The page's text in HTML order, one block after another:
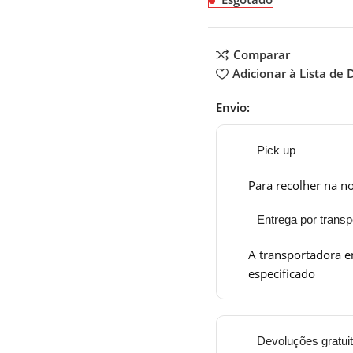
Comparar
Adicionar à Lista de
Envio:
Pick up
Para recolher na
Entrega por
A transportadora
especificado
Devoluções